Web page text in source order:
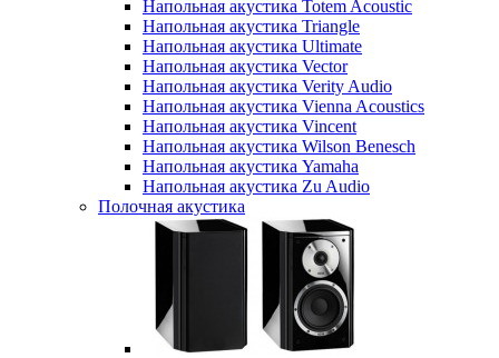
Напольная акустика Totem Acoustic
Напольная акустика Triangle
Напольная акустика Ultimate
Напольная акустика Vector
Напольная акустика Verity Audio
Напольная акустика Vienna Acoustics
Напольная акустика Vincent
Напольная акустика Wilson Benesch
Напольная акустика Yamaha
Напольная акустика Zu Audio
Полочная акустика